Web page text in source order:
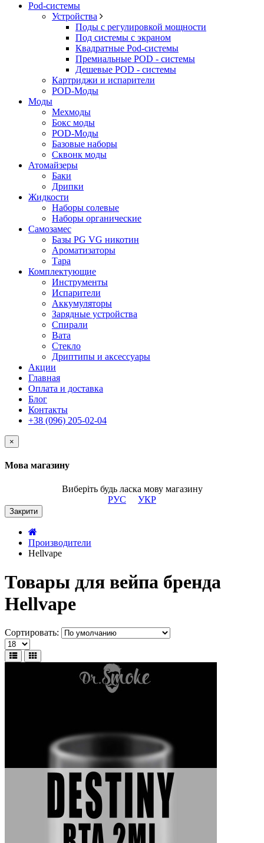
Pod-системы
Устройства
Поды с регулировкой мощности
Под системы с экраном
Квадратные Pod-системы
Премиальные POD - системы
Дешевые POD - системы
Картриджи и испарители
POD-Моды
Моды
Мехмоды
Бокс моды
POD-Моды
Базовые наборы
Сквонк моды
Атомайзеры
Баки
Дрипки
Жидкости
Наборы солевые
Наборы органические
Самозамес
Базы PG VG никотин
Ароматизаторы
Тара
Комплектующие
Инструменты
Испарители
Аккумуляторы
Зарядные устройства
Спирали
Вата
Стекло
Дриптипы и аксессуары
Акции
Главная
Оплата и доставка
Блог
Контакты
+38 (096) 205-02-04
×
Мова магазину
Виберіть будь ласка мову магазину
РУС
УКР
Закрити
Производители
Hellvape
Товары для вейпа бренда
Hellvape
Сортировать: